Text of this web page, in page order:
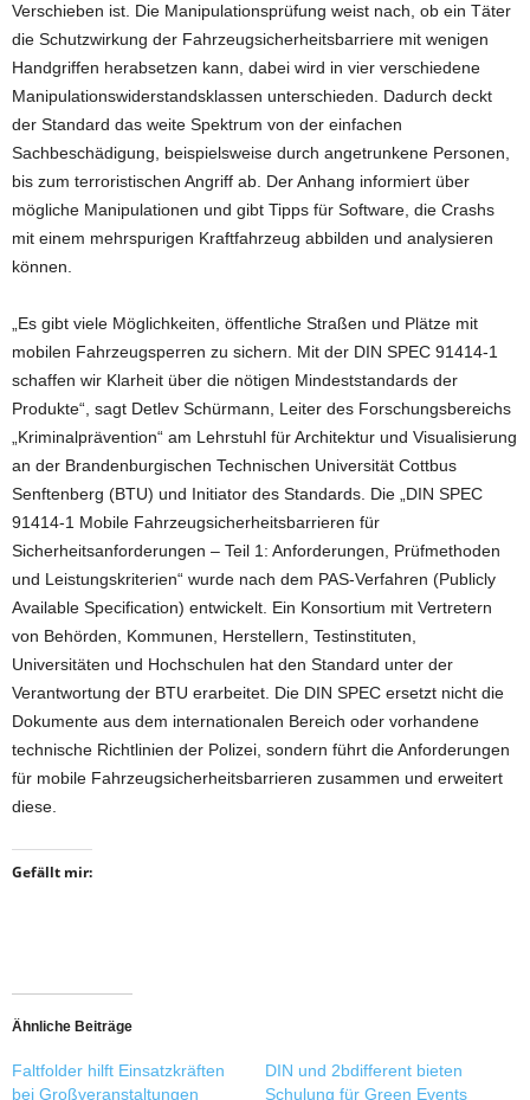
Verschieben ist. Die Manipulationsprüfung weist nach, ob ein Täter
die Schutzwirkung der Fahrzeugsicherheitsbarriere mit wenigen
Handgriffen herabsetzen kann, dabei wird in vier verschiedene
Manipulationswiderstandsklassen unterschieden. Dadurch deckt
der Standard das weite Spektrum von der einfachen
Sachbeschädigung, beispielsweise durch angetrunkene Personen,
bis zum terroristischen Angriff ab. Der Anhang informiert über
mögliche Manipulationen und gibt Tipps für Software, die Crashs
mit einem mehrspurigen Kraftfahrzeug abbilden und analysieren
können.
„Es gibt viele Möglichkeiten, öffentliche Straßen und Plätze mit
mobilen Fahrzeugsperren zu sichern. Mit der DIN SPEC 91414-1
schaffen wir Klarheit über die nötigen Mindeststandards der
Produkte“, sagt Detlev Schürmann, Leiter des Forschungsbereichs
„Kriminalprävention“ am Lehrstuhl für Architektur und Visualisierung
an der Brandenburgischen Technischen Universität Cottbus
Senftenberg (BTU) und Initiator des Standards. Die „DIN SPEC
91414-1 Mobile Fahrzeugsicherheitsbarrieren für
Sicherheitsanforderungen – Teil 1: Anforderungen, Prüfmethoden
und Leistungskriterien“ wurde nach dem PAS-Verfahren (Publicly
Available Specification) entwickelt. Ein Konsortium mit Vertretern
von Behörden, Kommunen, Herstellern, Testinstituten,
Universitäten und Hochschulen hat den Standard unter der
Verantwortung der BTU erarbeitet. Die DIN SPEC ersetzt nicht die
Dokumente aus dem internationalen Bereich oder vorhandene
technische Richtlinien der Polizei, sondern führt die Anforderungen
für mobile Fahrzeugsicherheitsbarrieren zusammen und erweitert
diese.
Gefällt mir:
Ähnliche Beiträge
Faltfolder hilft Einsatzkräften
bei Großveranstaltungen
DIN und 2bdifferent bieten
Schulung für Green Events